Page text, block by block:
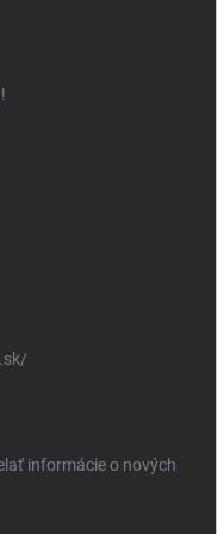
informácie o nových